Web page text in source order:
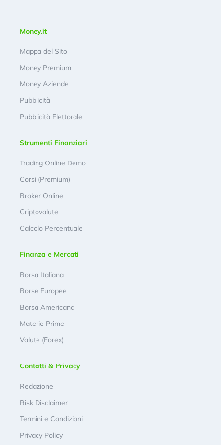
Money.it
Mappa del Sito
Money Premium
Money Aziende
Pubblicità
Pubblicità Elettorale
Strumenti Finanziari
Trading Online Demo
Corsi (Premium)
Broker Online
Criptovalute
Calcolo Percentuale
Finanza e Mercati
Borsa Italiana
Borse Europee
Borsa Americana
Materie Prime
Valute (Forex)
Contatti & Privacy
Redazione
Risk Disclaimer
Termini e Condizioni
Privacy Policy